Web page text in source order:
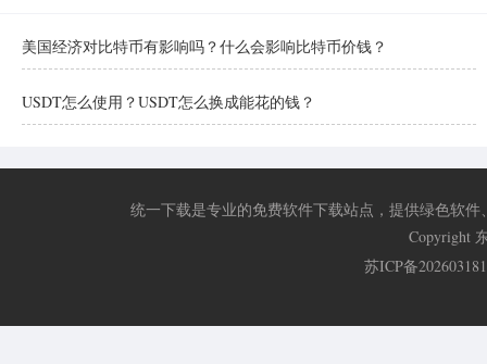
美国经济对比特币有影响吗？什么会影响比特币价钱？
USDT怎么使用？USDT怎么换成能花的钱？
统一下载是专业的免费软件下载站点，提供绿色软
Copyright
苏ICP备